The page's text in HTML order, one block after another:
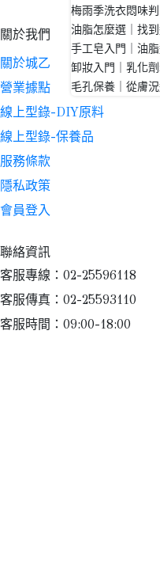
梅雨季洗衣悶味
油脂怎麼選｜找
手工皂入門｜油
卸妝入門｜乳化
毛孔保養｜從膚
關於我們
關於城乙
營業據點
線上型錄-DIY原料
線上型錄-保養品
服務條款
隱私政策
會員登入
聯絡資訊
客服專線：02-25596118
客服傳真：02-25593110
客服時間：09:00-18:00